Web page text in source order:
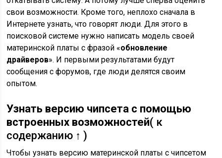
свои возможности. Кроме того, неплохо сначала в
Интернете узнать, что говорят люди. Для этого в
поисковой системе нужно написать модель своей
материнской платы с фразой «обновление
драйверов». И первыми результатами будут
сообщения с форумов, где люди делятся своим
опытом.
Узнать версию чипсета с помощью
встроенных возможностей( к
содержанию ↑ )
Чтобы узнать версию материнской платы с чипсетом